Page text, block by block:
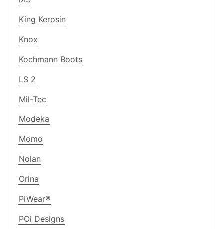
King Kerosin
Knox
Kochmann Boots
LS 2
Mil-Tec
Modeka
Momo
Nolan
Orina
PiWear®
POi Designs